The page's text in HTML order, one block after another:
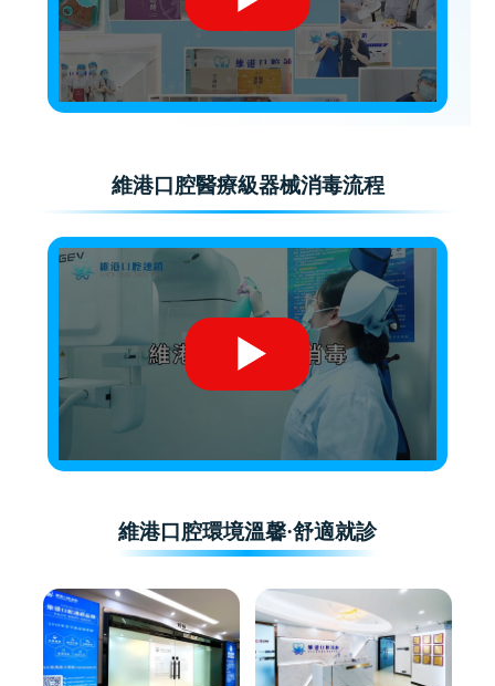
維港口腔醫療級器械消毒流程
維港口腔環境溫馨·舒適就診